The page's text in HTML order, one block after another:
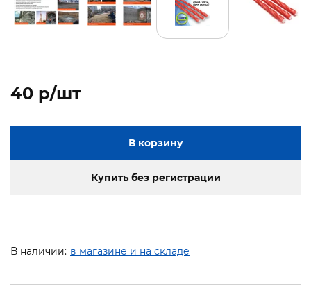
40 p/шт
В корзину
Купить без регистрации
В наличии: в магазине и на складе